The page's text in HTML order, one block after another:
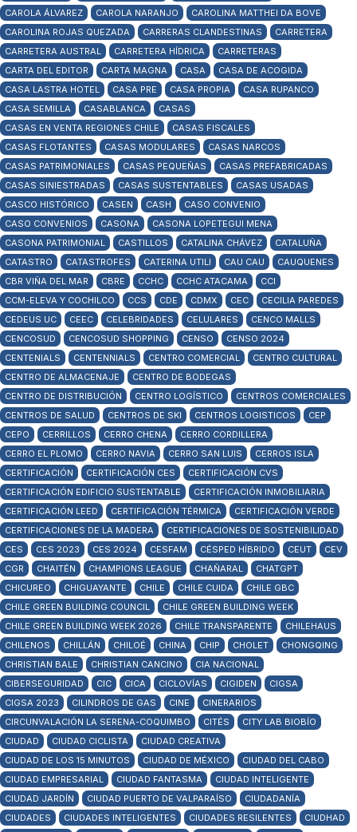
CAROLA ÁLVAREZ CAROLA NARANJO
CAROLINA MATTHEI DA BOVE
CAROLINA ROJAS QUEZADA
CARRERAS CLANDESTINAS
CARRETERA
CARRETERA AUSTRAL
CARRETERA HÍDRICA
CARRETERAS
CARTA DEL EDITOR
CARTA MAGNA CASA
CASA DE ACOGIDA
CASA LASTRA HOTEL
CASA PRE CASA PROPIA
CASA RUPANCO
CASA SEMILLA
CASABLANCA
CASAS
CASAS EN VENTA REGIONES CHILE
CASAS FISCALES
CASAS FLOTANTES
CASAS MODULARES
CASAS NARCOS
CASAS PATRIMONIALES
CASAS PEQUEÑAS
CASAS PREFABRICADAS
CASAS SINIESTRADAS
CASAS SUSTENTABLES
CASAS USADAS
CASCO HISTÓRICO
CASEN CASH
CASO CONVENIO
CASO CONVENIOS
CASONA
CASONA LOPETEGUI MENA
CASONA PATRIMONIAL
CASTILLOS CATALINA CHÁVEZ
CATALUÑA
CATASTRO
CATASTROFES CATERINA UTILI CAU CAU
CAUQUENES
CBR VIÑA DEL MAR
CBRE CCHC CCHC ATACAMA
CCI
CCM-ELEVA Y COCHILCO
CCS CDE CDMX CEC
CECILIA PAREDES
CEDEUS UC
CEEC CELEBRIDADES CELULARES
CENCO MALLS
CENCOSUD
CENCOSUD SHOPPING CENSO
CENSO 2024
CENTENIALS
CENTENNIALS CENTRO COMERCIAL
CENTRO CULTURAL
CENTRO DE ALMACENAJE
CENTRO DE BODEGAS
CENTRO DE DISTRIBUCIÓN
CENTRO LOGÍSTICO
CENTROS COMERCIALES
CENTROS DE SALUD
CENTROS DE SKI CENTROS LOGISTICOS
CEP
CEPO
CERRILLOS CERRO CHENA
CERRO CORDILLERA
CERRO EL PLOMO
CERRO NAVIA CERRO SAN LUIS
CERROS ISLA
CERTIFICACIÓN
CERTIFICACIÓN CES
CERTIFICACIÓN CVS
CERTIFICACIÓN EDIFICIO SUSTENTABLE
CERTIFICACIÓN INMOBILIARIA
CERTIFICACIÓN LEED
CERTIFICACIÓN TÉRMICA
CERTIFICACIÓN VERDE
CERTIFICACIONES DE LA MADERA
CERTIFICACIONES DE SOSTENIBILIDAD
CES
CES 2023 CES 2024 CESFAM CÉSPED HÍBRIDO CEUT
CEV
CGR
CHAITÉN CHAMPIONS LEAGUE CHAÑARAL
CHATGPT
CHICUREO
CHIGUAYANTE CHILE CHILE CUIDA
CHILE GBC
CHILE GREEN BUILDING COUNCIL
CHILE GREEN BUILDING WEEK
CHILE GREEN BUILDING WEEK 2026
CHILE TRANSPARENTE
CHILEHAUS
CHILENOS
CHILLÁN CHILOÉ CHINA CHIP CHOLET
CHONGQING
CHRISTIAN BALE
CHRISTIAN CANCINO
CIA NACIONAL
CIBERSEGURIDAD
CIC CICA CICLOVÍAS CIGIDEN
CIGSA
CIGSA 2023
CILINDROS DE GAS CINE
CINERARIOS
CIRCUNVALACIÓN LA SERENA-COQUIMBO
CITÉS
CITY LAB BIOBÍO
CIUDAD
CIUDAD CICLISTA
CIUDAD CREATIVA
CIUDAD DE LOS 15 MINUTOS
CIUDAD DE MÉXICO
CIUDAD DEL CABO
CIUDAD EMPRESARIAL
CIUDAD FANTASMA
CIUDAD INTELIGENTE
CIUDAD JARDÍN
CIUDAD PUERTO DE VALPARAÍSO
CIUDADANÍA
CIUDADES
CIUDADES INTELIGENTES CIUDADES RESILENTES
CIUDHAD